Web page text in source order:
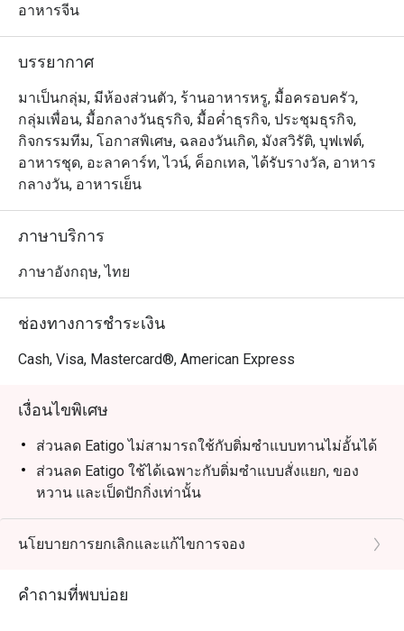
บริการอาหารกลางวันและอาหารเย็นทุกวันในบรรยากาศที่
ของกรุงเทพฯ ยึดมั่นในมาตรฐานสูงสุดสำหรับติ่มซำ อาหาร
จีน และโอกาสพิเศษต่างๆ ทางร้านใช้เฉพาะวัตถุดิบตาม
ฤดูกาลที่สดใหม่ที่สุด รวมถึงอาหารทะเลสดระดับพรีเมียม
ปรุงแต่งตามความชอบของแขกทุกท่าน
อาหารจีนกวางตุ้งระดับรางวัล ตั้งอยู่บนชั้น M ของโรงแรม
อินเตอร์คอนติเนนตัล กรุงเทพฯ ทำเลใจกลางเมืองใกล้กับ
เซ็นทรัลเวิลด์, โรงพยาบาลตำรวจ และศาลมหาพรหม
รวมตัวของครอบครัวและการฉลองในโอกาสพิเศษ
・รังสรรค์เมนูโดยเชฟระดับรางวัลมิชลิน โดดเด่นด้วยเมนู
พาเลซ เมนูห้ามพลาดอื่น ๆ ได้แก่ ฟองเต้าหู้ทอดซอสเห็ด
ทรัฟเฟิล, เป็ดปักกิ่ง และ บุฟเฟต์ติ่มซำพรีเมียม ที่มีทั้งฮะเก๋า
กุ้งเนื้อเด้งและซาลาเปาลาวาไข่เค็ม
・สำหรับคนไทย ที่นี่คือตัวเลือกระดับท็อปสำหรับอาหารจีน
อาหารจีน
บรรยากาศ
มาเป็นกลุ่ม, มีห้องส่วนตัว, ร้านอาหารหรู, มื้อครอบครัว,
กลุ่มเพื่อน, มื้อกลางวันธุรกิจ, มื้อค่ำธุรกิจ, ประชุมธุรกิจ,
กิจกรรมทีม, โอกาสพิเศษ, ฉลองวันเกิด, มังสวิรัติ, บุฟเฟต์,
อาหารชุด, อะลาคาร์ท, ไวน์, ค็อกเทล, ได้รับรางวัล, อาหาร
กลางวัน, อาหารเย็น
ภาษาบริการ
ภาษาอังกฤษ, ไทย
ช่องทางการชำระเงิน
Cash, Visa, Mastercard®, American Express
เงื่อนไขพิเศษ
ส่วนลด Eatigo ไม่สามารถใช้กับติ่มซำแบบทานไม่อั้นได้
ส่วนลด Eatigo ใช้ได้เฉพาะกับติ่มซำแบบสั่งแยก, ของ
หวาน และเป็ดปักกิ่งเท่านั้น
คำถามที่พบบ่อย (FAQs)
Q: Summer Palace @ Intercontinental Bangkok ให้
กวางตุ้งและอาหารจีนสไตล์ฮ่องกงแบบดั้งเดิม โดยมีทั้ง
นโยบายการยกเลิกและแก้ไขการจอง
คำถามที่พบบ่อย